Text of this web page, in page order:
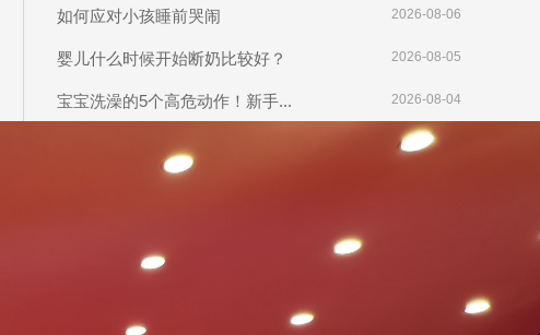
如何应对小孩睡前哭闹 2026-08-06
婴儿什么时候开始断奶比较好？ 2026-08-05
宝宝洗澡的5个高危动作！新手... 2026-08-04
2026-08-03
产后恢复实用居家小技巧
长期难孕身体藏着这几个不起眼...